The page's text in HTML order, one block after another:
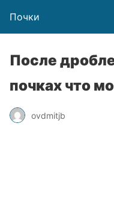
Почки
После
почках что
ovdmitjb